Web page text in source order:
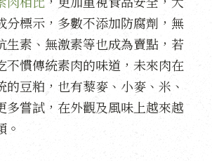
分標示，多數不添加防腐劑，無
生素、無激素等也成為賣點，若
不慣傳統素肉的味道，未來肉在
的豆粕，也有藜麥、小麥、米、
多嘗試，在外觀及風味上越來越
。